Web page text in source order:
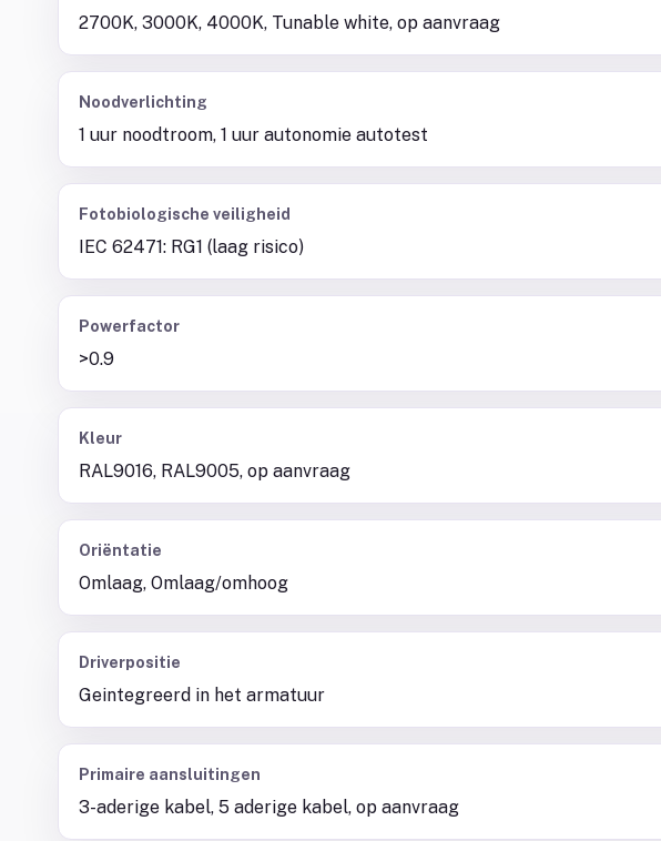
2700K, 3000K, 4000K, Tunable white, op aanvraag
Noodverlichting
1 uur noodtroom, 1 uur autonomie autotest
Fotobiologische veiligheid
IEC 62471: RG1 (laag risico)
Powerfactor
>0.9
Kleur
RAL9016, RAL9005, op aanvraag
Oriëntatie
Omlaag, Omlaag/omhoog
Driverpositie
Geintegreerd in het armatuur
Primaire aansluitingen
3-aderige kabel, 5 aderige kabel, op aanvraag